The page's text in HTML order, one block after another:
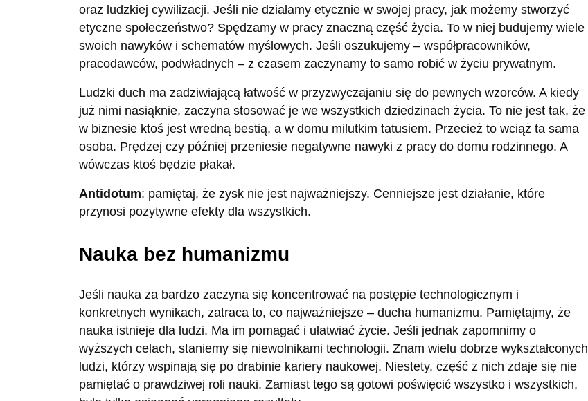
oraz ludzkiej cywilizacji. Jeśli nie działamy etycznie w swojej pracy, jak możemy stworzyć
etyczne społeczeństwo? Spędzamy w pracy znaczną część życia. To w niej budujemy wiele
swoich nawyków i schematów myślowych. Jeśli oszukujemy – współpracowników,
pracodawców, podwładnych – z czasem zaczynamy to samo robić w życiu prywatnym.
Ludzki duch ma zadziwiającą łatwość w przyzwyczajaniu się do pewnych wzorców. A kiedy
już nimi nasiąknie, zaczyna stosować je we wszystkich dziedzinach życia. To nie jest tak, że
w biznesie ktoś jest wredną bestią, a w domu milutkim tatusiem. Przecież to wciąż ta sama
osoba. Prędzej czy później przeniesie negatywne nawyki z pracy do domu rodzinnego. A
wówczas ktoś będzie płakał.
Antidotum: pamiętaj, że zysk nie jest najważniejszy. Cenniejsze jest działanie, które
przynosi pozytywne efekty dla wszystkich.
Nauka bez humanizmu
Jeśli nauka za bardzo zaczyna się koncentrować na postępie technologicznym i
konkretnych wynikach, zatraca to, co najważniejsze – ducha humanizmu. Pamiętajmy, że
nauka istnieje dla ludzi. Ma im pomagać i ułatwiać życie. Jeśli jednak zapomnimy o
wyższych celach, staniemy się niewolnikami technologii. Znam wielu dobrze wykształconych
ludzi, którzy wspinają się po drabinie kariery naukowej. Niestety, część z nich zdaje się nie
pamiętać o prawdziwej roli nauki. Zamiast tego są gotowi poświęcić wszystko i wszystkich,